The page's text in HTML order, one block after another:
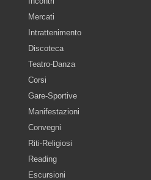
Mercati
Intrattenimento
Discoteca
Teatro-Danza
Corsi
Gare-Sportive
Manifestazioni
Convegni
Riti-Religiosi
Reading
Escursioni